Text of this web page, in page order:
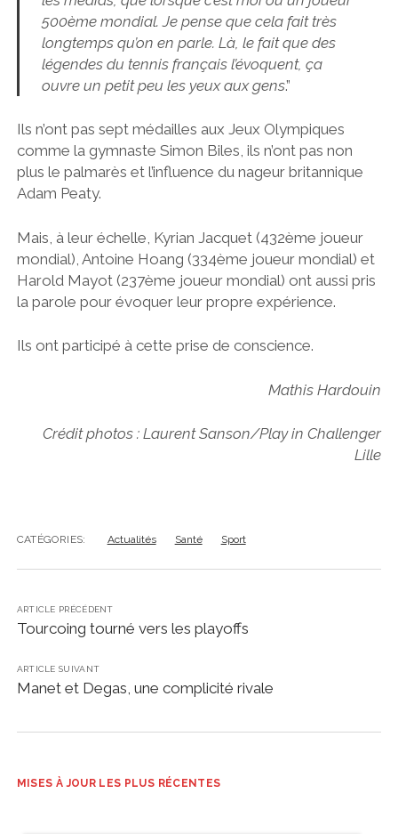
500ème mondial. Je pense que cela fait très
longtemps qu’on en parle. Là, le fait que des
légendes du tennis français l’évoquent, ça
ouvre un petit peu les yeux aux gens.”
Ils n’ont pas sept médailles aux Jeux Olympiques
comme la gymnaste Simon Biles, ils n’ont pas non
plus le palmarès et l’influence du nageur britannique
Adam Peaty.
Mais, à leur échelle, Kyrian Jacquet (432ème joueur
mondial), Antoine Hoang (334ème joueur mondial) et
Harold Mayot (237ème joueur mondial) ont aussi pris
la parole pour évoquer leur propre expérience.
Ils ont participé à cette prise de conscience.
Mathis Hardouin
Crédit photos : Laurent Sanson/Play in Challenger
Lille
CATÉGORIES: Actualités Santé Sport
ARTICLE PRÉCÉDENT
Tourcoing tourné vers les playoffs
ARTICLE SUIVANT
Manet et Degas, une complicité rivale
MISES À JOUR LES PLUS RÉCENTES